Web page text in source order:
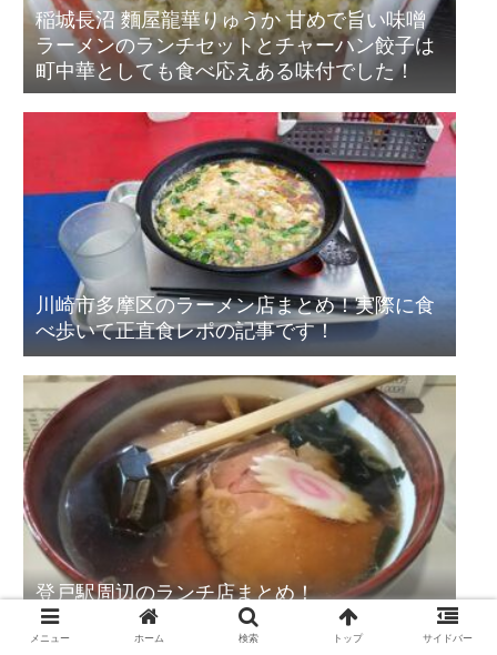
稲城長沼 麵屋龍華りゅうか 甘めで旨い味噌
ラーメンのランチセットとチャーハン餃子は
町中華としても食べ応えある味付でした！
川崎市多摩区のラーメン店まとめ！実際に食
べ歩いて正直食レポの記事です！
登戸駅周辺のランチ店まとめ！
メニュー ホーム 検索 トップ サイドバー